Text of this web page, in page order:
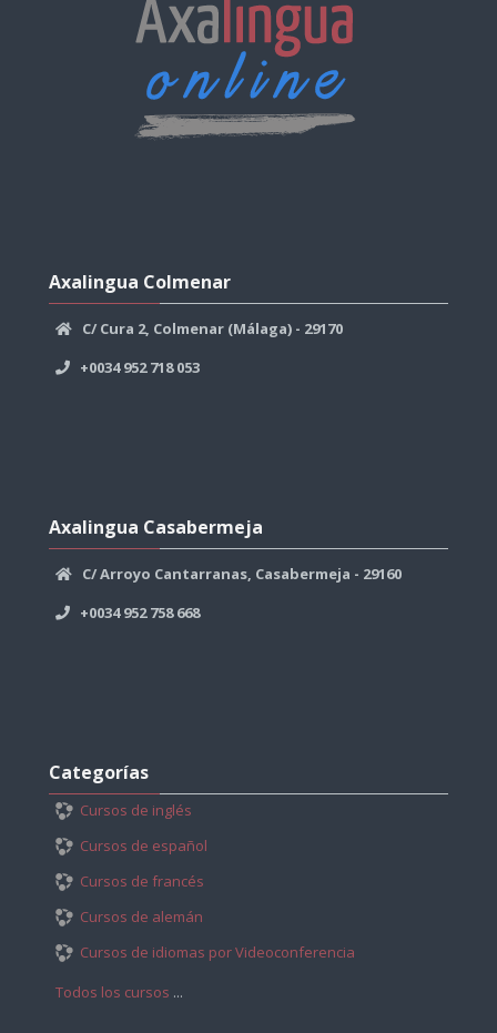
Axalingua Colmenar
C/ Cura 2, Colmenar (Málaga) - 29170
+0034 952 718 053
Casabermeja
Axalingua Casabermeja
C/ Arroyo Cantarranas, Casabermeja - 29160
+0034 952 758 668
Categorías
Cursos de inglés
Cursos de español
Cursos de francés
Cursos de alemán
Cursos de idiomas por Videoconferencia
Todos los cursos ...